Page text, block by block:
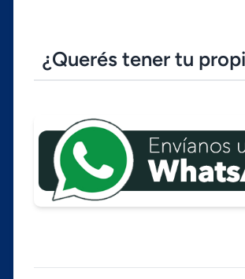
¿Querés tener tu